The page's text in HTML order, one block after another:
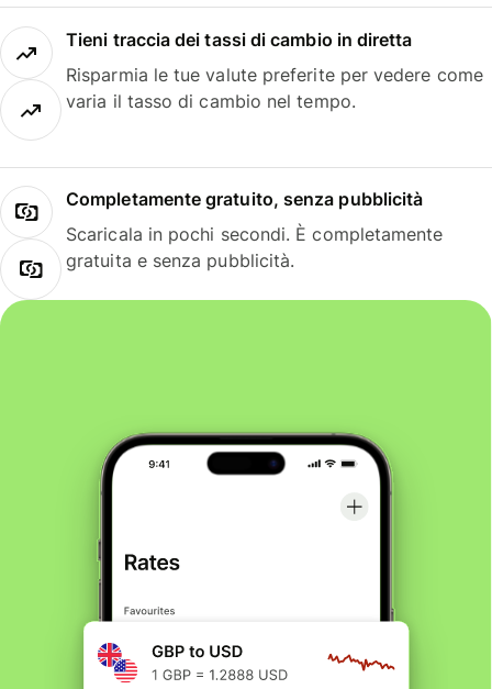
Tieni traccia dei tassi di cambio in diretta
Risparmia le tue valute preferite per vedere come
varia il tasso di cambio nel tempo.
Completamente gratuito, senza pubblicità
Scaricala in pochi secondi. È completamente
gratuita e senza pubblicità.